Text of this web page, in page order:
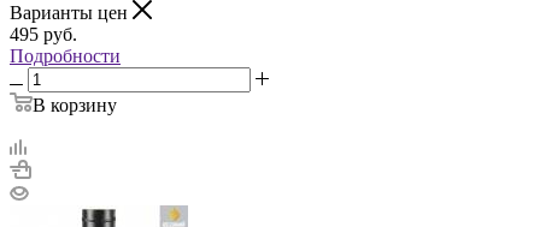
Варианты цен
495 руб.
Подробности
В корзину